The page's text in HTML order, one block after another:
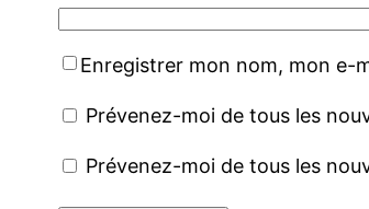
Enregistrer mon nom, mon e-
Prévenez-moi de tous les
Prévenez-moi de tous les